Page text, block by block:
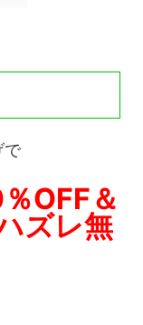
で
OFF＆
ズレ無